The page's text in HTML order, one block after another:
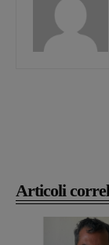
Articoli